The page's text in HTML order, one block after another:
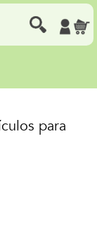
para